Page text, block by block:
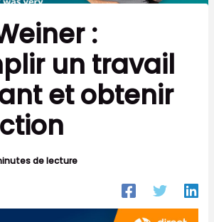
:
un travail
et obtenir
de lecture